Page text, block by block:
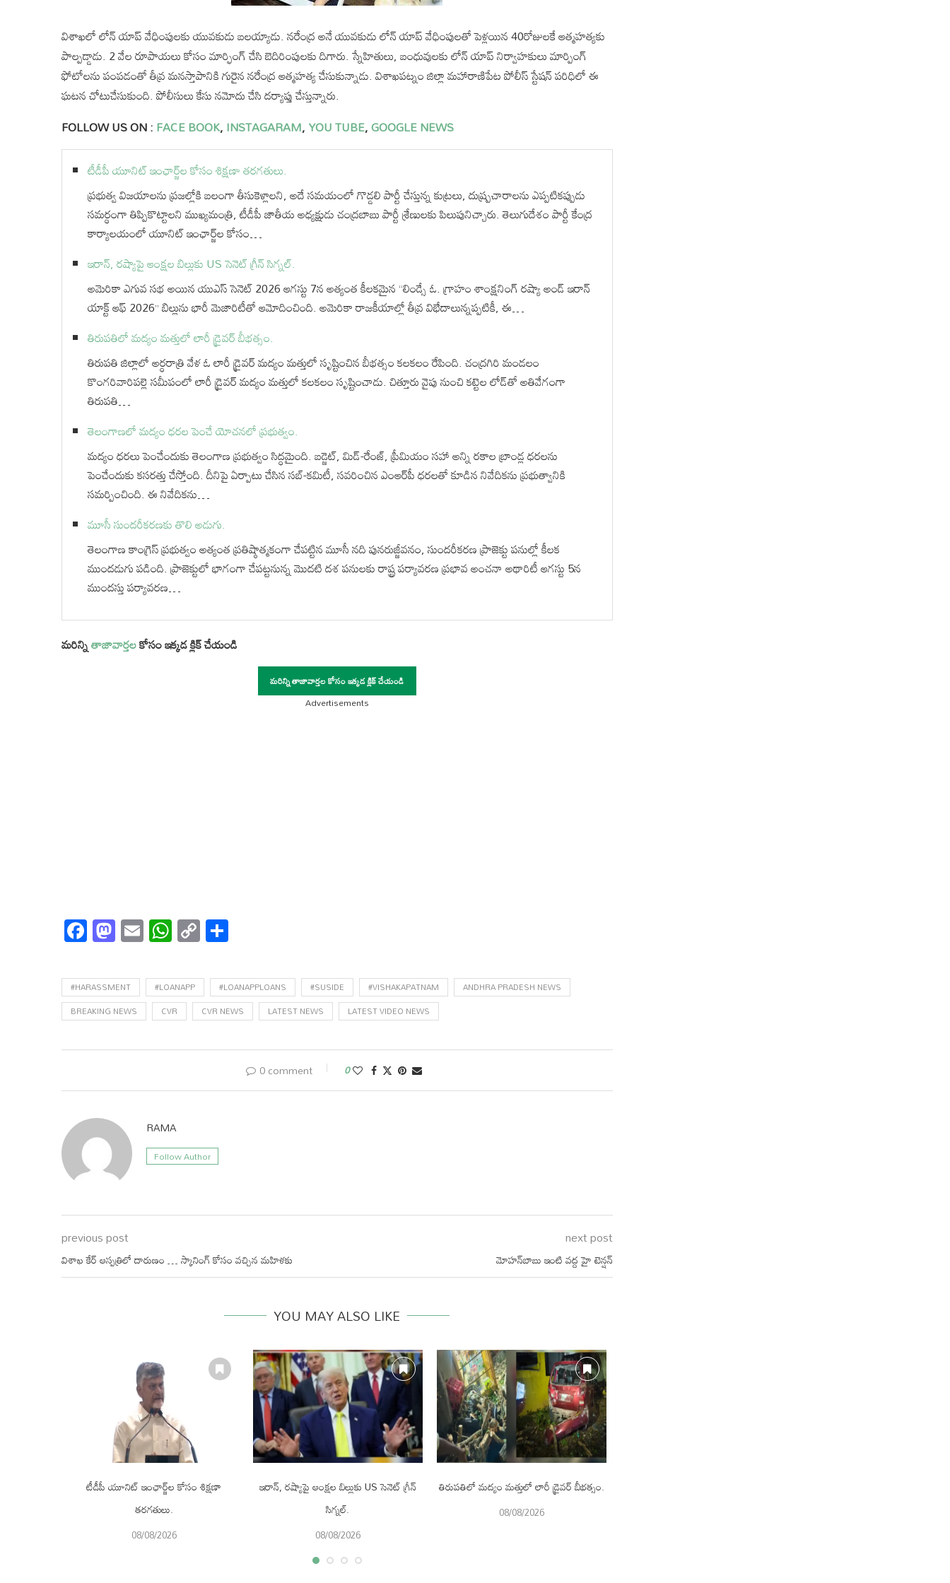
విశాఖలో లోన్ యాప్‌ వేధింపులకు యువకుడు బలయ్యాడు. నరేంద్ర అనే యువకుడు లోన్ యాప్ వేధింపులతో పెళ్లయిన 40రోజులకే ఆత్మహత్యకు
పాల్పడ్డాడు. 2 వేల రూపాయలు కోసం మార్ఫింగ్‌ చేసి బెదిరింపులకు దిగారు. స్నేహితులు, బంధువులకు లోన్‌ యాప్ నిర్వాహకులు మార్పింగ్
ఫోటోలను పంపడంతో తీవ్ర మనస్తాపానికి గురైన నరేంద్ర ఆత్మహత్య చేసుకున్నాడు. విశాఖపట్నం జిల్లా మ‌హారాణిపేట పోలీస్ స్టేష‌న్ ప‌రిధిలో ఈ
ఘటన చోటుచేసుకుంది. పోలీసులు కేసు నమోదు చేసి దర్యాప్తు చేస్తున్నారు.
FOLLOW US ON :FACE BOOK,INSTAGARAM,YOU TUBE,GOOGLE NEWS
టీడీపీ యూనిట్ ఇంఛార్జ్‌ల కోసం శిక్షణా తరగతులు.
ప్రభుత్వ విజయాలను ప్రజల్లోకి బలంగా తీసుకెళ్లాలని, అదే సమయంలో గొడ్డలి పార్టీ చేస్తున్న కుట్రలు, దుష్ప్రచారాలను ఎప్పటికప్పుడు
సమర్థంగా తిప్పికొట్టాలని ముఖ్యమంత్రి, టీడీపీ జాతీయ అధ్యక్షుడు చంద్రబాబు పార్టీ శ్రేణులకు పిలుపునిచ్చారు. తెలుగుదేశం పార్టీ కేంద్ర
కార్యాలయంలో యూనిట్ ఇంఛార్జ్‌ల కోసం…
ఇరాన్, రష్యాపై ఆంక్షల బిల్లుకు US సెనెట్ గ్రీన్ సిగ్నల్.
అమెరికా ఎగువ సభ అయిన యుఎస్ సెనెట్ 2026 ఆగస్టు 7న అత్యంత కీలకమైన “లిండ్సే ఓ. గ్రాహం శాంక్షనింగ్ రష్యా అండ్ ఇరాన్
యాక్ట్ ఆఫ్ 2026” బిల్లును భారీ మెజారిటీతో ఆమోదించింది. అమెరికా రాజకీయాల్లో తీవ్ర విభేదాలున్నప్పటికీ, ఈ…
తిరుపతిలో మద్యం మత్తులో లారీ డ్రైవర్ బీభత్సం.
తిరుపతి జిల్లాలో అర్ధరాత్రి వేళ ఓ లారీ డ్రైవర్ మద్యం మత్తులో సృష్టించిన బీభత్సం కలకలం రేపింది. చంద్రగిరి మండలం
కొంగరివారిపల్లె సమీపంలో లారీ డ్రైవర్ మద్యం మత్తులో కలకలం సృష్టించాడు. చిత్తూరు వైపు నుంచి కట్టెల లోడ్‌తో అతివేగంగా
తిరుపతి…
తెలంగాణలో మద్యం ధరల పెంచే యోచనలో ప్రభుత్వం.
మద్యం ధరలు పెంచేందుకు తెలంగాణ ప్రభుత్వం సిద్ధమైంది. బడ్జెట్, మిడ్-రేంజ్, ప్రీమియం సహా అన్ని రకాల బ్రాండ్ల ధరలను
పెంచేందుకు కసరత్తు చేస్తోంది. దీనిపై ఏర్పాటు చేసిన సబ్-కమిటీ, సవరించిన ఎంఆర్‌పీ ధరలతో కూడిన నివేదికను ప్రభుత్వానికి
సమర్పించింది. ఈ నివేదికను…
మూసీ సుందరీకరణకు తొలి అడుగు.
తెలంగాణ కాంగ్రెస్ ప్రభుత్వం అత్యంత ప్రతిష్ఠాత్మకంగా చేపట్టిన మూసీ నది పునరుజ్జీవనం, సుందరీకరణ ప్రాజెక్టు పనుల్లో కీలక
ముందడుగు పడింది. ప్రాజెక్టులో భాగంగా చేపట్టనున్న మొదటి దశ పనులకు రాష్ట్ర పర్యావరణ ప్రభావ అంచనా అథారిటీ ఆగస్టు 5న
ముందస్తు పర్యావరణ…
మరిన్నితాజావార్తలకోసం ఇక్కడ క్లిక్ చేయండి
మరిన్ని తాజావార్తల కోసం ఇక్కడ క్లిక్ చేయండి
Advertisements
Facebook
Mastodon
EmailWhatsApp
Copy
Link
#HARASSMENT #LOANAPP #LOANAPPLOANS #SUSIDE #VISHAKAPATNAM
ANDHRA PRADESH NEWS
BREAKING NEWS
CVR CVR NEWS LATEST NEWS LATEST VIDEO NEWS
0 comment 0
RAMA
Follow Author
previous post
విశాఖ కేర్ ఆస్పత్రిలో దారుణం … స్కానింగ్ కోసం వచ్చిన మహిళకు
next post
మోహన్‎బాబు ఇంటి వద్ద హై టెన్షన్
YOU MAY ALSO LIKE
టీడీపీ యూనిట్ ఇంఛార్జ్‌ల కోసం శిక్షణా
తరగతులు.
08/08/2026
ఇరాన్, రష్యాపై ఆంక్షల బిల్లుకు US సెనెట్ గ్రీన్
సిగ్నల్.
08/08/2026
తిరుపతిలో మద్యం మత్తులో లారీ డ్రైవర్ బీభత్సం.
08/08/2026